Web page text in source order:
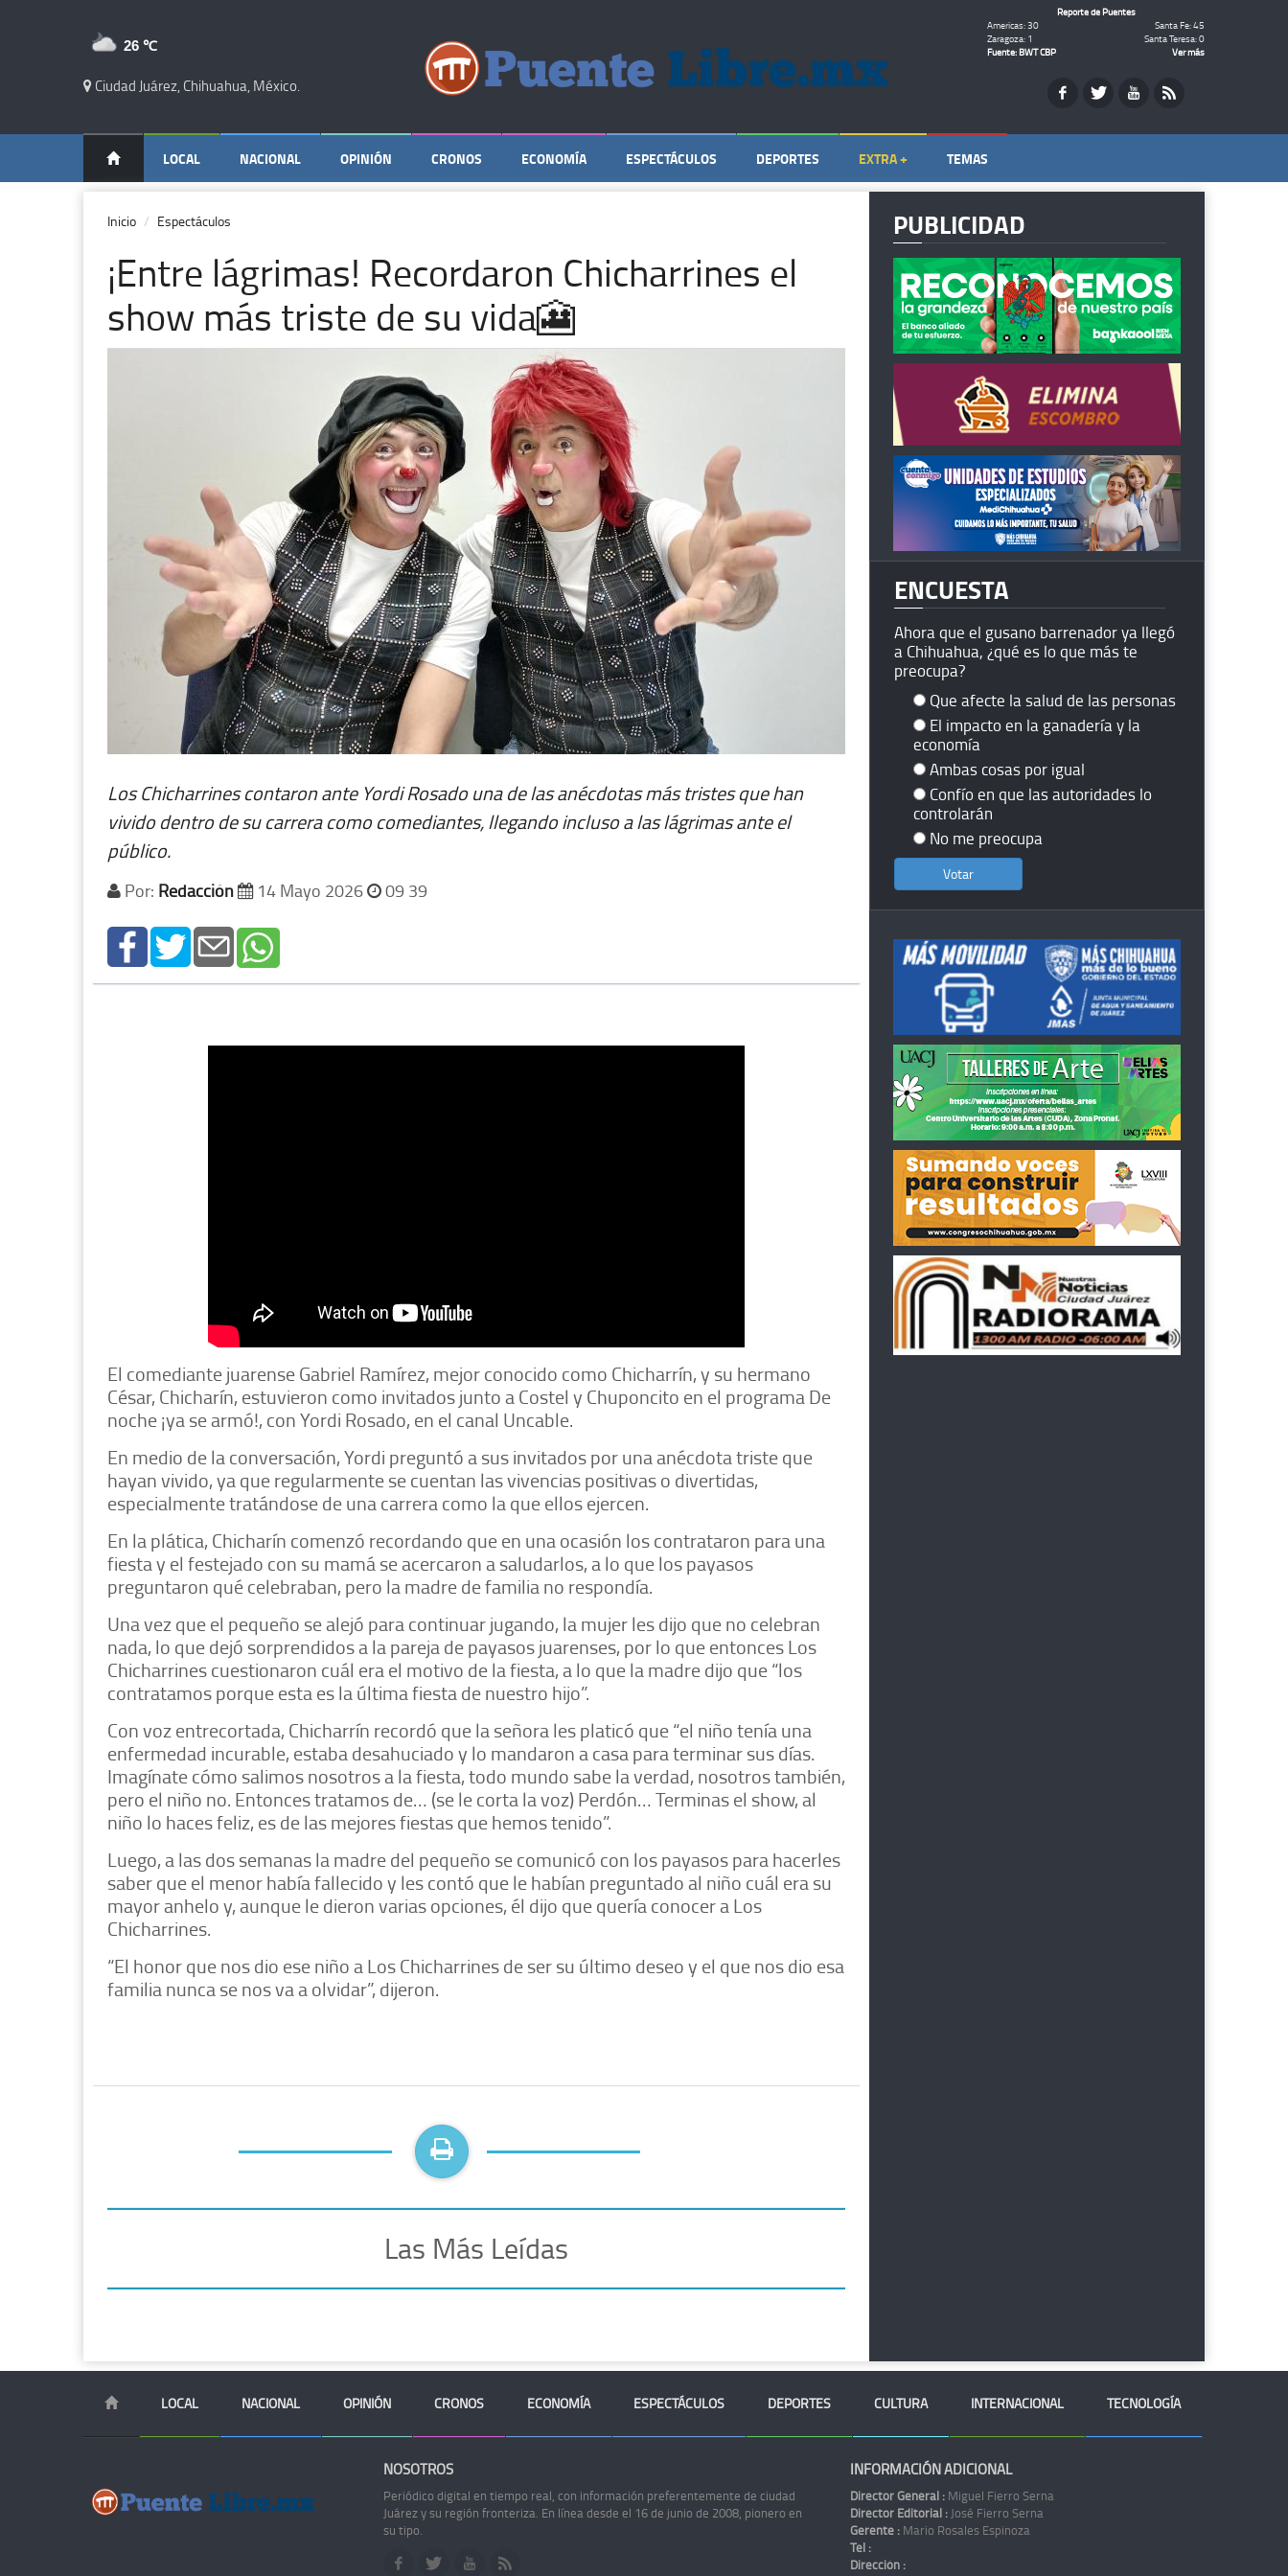
26 ℃
Ciudad Juárez, Chihuahua, México.
Reporte de Puentes
Americas: 30
Santa Fe: 45
Zaragoza: 1
Santa Teresa: 0
Fuente: BWT CBP
Ver más
LOCAL NACIONAL OPINIÓN CRONOS ECONOMÍA ESPECTÁCULOS DEPORTES EXTRA + TEMAS
Inicio Espectáculos
¡Entre lágrimas! Recordaron Chicharrines el
show más triste de su vida🎦
Los Chicharrines contaron ante Yordi Rosado una de las anécdotas más tristes que han
vivido dentro de su carrera como comediantes, llegando incluso a las lágrimas ante el
público.
Por: Redacción 14 Mayo 2026 09 39
El comediante juarense Gabriel Ramírez, mejor conocido como Chicharrín, y su hermano
César, Chicharín, estuvieron como invitados junto a Costel y Chuponcito en el programa De
noche ¡ya se armó!, con Yordi Rosado, en el canal Uncable.
En medio de la conversación, Yordi preguntó a sus invitados por una anécdota triste que
hayan vivido, ya que regularmente se cuentan las vivencias positivas o divertidas,
especialmente tratándose de una carrera como la que ellos ejercen.
En la plática, Chicharín comenzó recordando que en una ocasión los contrataron para una
fiesta y el festejado con su mamá se acercaron a saludarlos, a lo que los payasos
preguntaron qué celebraban, pero la madre de familia no respondía.
Una vez que el pequeño se alejó para continuar jugando, la mujer les dijo que no celebran
nada, lo que dejó sorprendidos a la pareja de payasos juarenses, por lo que entonces Los
Chicharrines cuestionaron cuál era el motivo de la fiesta, a lo que la madre dijo que “los
contratamos porque esta es la última fiesta de nuestro hijo”.
Con voz entrecortada, Chicharrín recordó que la señora les platicó que “el niño tenía una
enfermedad incurable, estaba desahuciado y lo mandaron a casa para terminar sus días.
Imagínate cómo salimos nosotros a la fiesta, todo mundo sabe la verdad, nosotros también,
pero el niño no. Entonces tratamos de… (se le corta la voz) Perdón… Terminas el show, al
niño lo haces feliz, es de las mejores fiestas que hemos tenido”.
Luego, a las dos semanas la madre del pequeño se comunicó con los payasos para hacerles
saber que el menor había fallecido y les contó que le habían preguntado al niño cuál era su
mayor anhelo y, aunque le dieron varias opciones, él dijo que quería conocer a Los
Chicharrines.
“El honor que nos dio ese niño a Los Chicharrines de ser su último deseo y el que nos dio esa
familia nunca se nos va a olvidar”, dijeron.
Las Más Leídas
PUBLICIDAD
ENCUESTA
Ahora que el gusano barrenador ya llegó
a Chihuahua, ¿qué es lo que más te
preocupa?
Que afecte la salud de las personas
El impacto en la ganadería y la
economía
Ambas cosas por igual
Confío en que las autoridades lo
controlarán
No me preocupa
LOCAL NACIONAL OPINIÓN CRONOS ECONOMÍA ESPECTÁCULOS DEPORTES CULTURA INTERNACIONAL TECNOLOGÍA
NOSOTROS
Periódico digital en tiempo real, con información preferentemente de ciudad
Juárez y su región fronteriza. En línea desde el 16 de junio de 2008, pionero en
su tipo.
INFORMACIÓN ADICIONAL
Director General : Miguel Fierro Serna
Director Editorial : José Fierro Serna
Gerente : Mario Rosales Espinoza
Tel :
Dirección :